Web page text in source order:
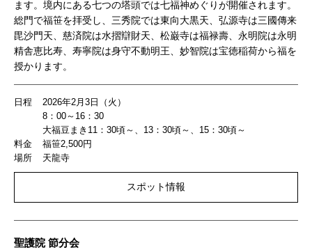
ます。境内にある七つの塔頭では七福神めぐりが開催されます。
総門で福笹を拝受し、三秀院では東向大黒天、弘源寺は三國傳来
毘沙門天、慈済院は水摺辯財天、松巌寺は福禄壽、永明院は永明
精舎恵比寿、寿寧院は身守不動明王、妙智院は宝徳稲荷から福を
授かります。
日程
2026年2月3日（火）
8：00～16：30
大福豆まき11：30頃～、13：30頃～、15：30頃～
料金
福笹2,500円
場所
天龍寺
スポット情報
聖護院 節分会